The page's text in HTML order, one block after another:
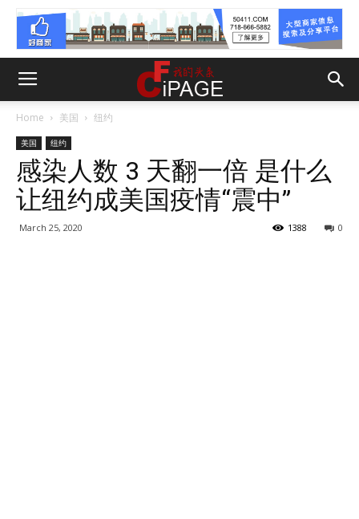
Home 美国 纽约
美国 纽约
感染人数 3 天翻一倍 是什么
让纽约成美国疫情“震中”
March 25, 2020 0
1388